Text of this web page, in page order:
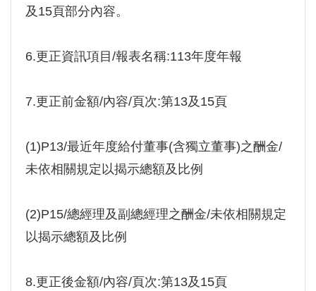
及15頁部分內容。
6.更正資訊項目/報表名稱:113年度年報
7.更正前金額/內容/頁次:第13及15頁
(1)P13/最近年度給付董事(含獨立董事)之酬金/
未依相關規定以揭示總額及比例
(2)P15/總經理及副總經理之酬金/未依相關規定
以揭示總額及比例
8.更正後金額/內容/頁次:第13及15頁